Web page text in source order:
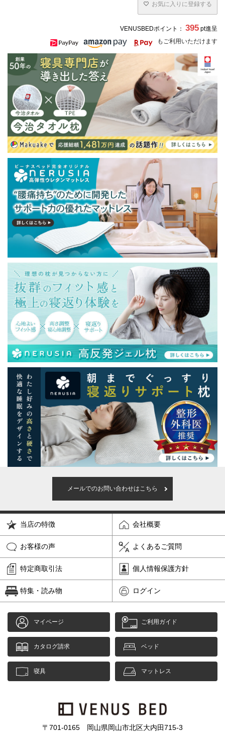
お気に入りに登録する
VENUSBEDポイント： 395 pt進呈
もご利用いただけます
メールでのお問い合わせはこちら
当店の特徴 会社概要
お客様の声 よくあるご質問
特定商取引法 個人情報保護方針
特集・読み物 ログイン
マイページ ご利用ガイド
カタログ請求 ベッド
寝具 マットレス
〒701-0165 岡山県岡山市北区大内田715-3